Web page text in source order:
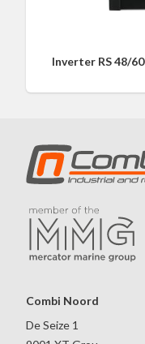
Inverter RS 48/
Combi Noord
De Seize 1